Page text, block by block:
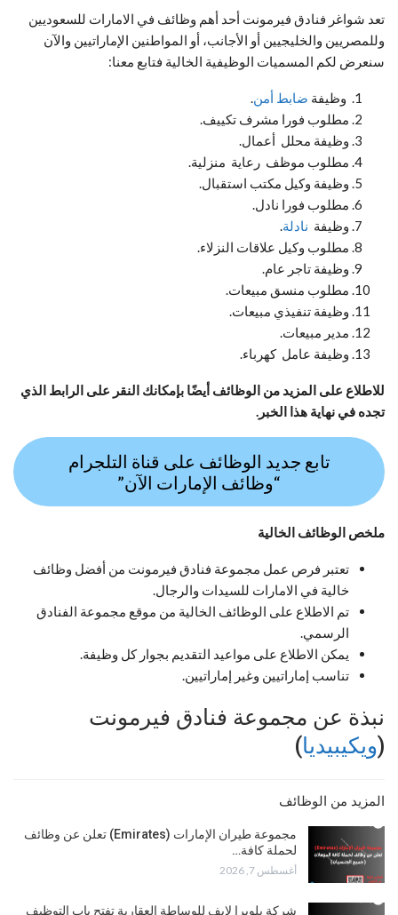
تعد شواغر فنادق فيرمونت أحد أهم وظائف في الامارات للسعوديين
وللمصريين والخليجيين أو الأجانب، أو المواطنين الإماراتيين والآن
سنعرض لكم المسميات الوظيفية الخالية فتابع معنا:
وظيفة ضابط أمن.
مطلوب فورا مشرف تكييف.
وظيفة محلل أعمال.
مطلوب موظف رعاية منزلية.
وظيفة وكيل مكتب استقبال.
مطلوب فورا نادل.
وظيفة نادلة.
مطلوب وكيل علاقات النزلاء.
وظيفة تاجر عام.
مطلوب منسق مبيعات.
وظيفة تنفيذي مبيعات.
مدير مبيعات.
وظيفة عامل كهرباء.
للاطلاع على المزيد من الوظائف أيضًا بإمكانك النقر على الرابط الذي
تجده في نهاية هذا الخبر.
تابع جديد الوظائف على قناة التلجرام
“وظائف الإمارات الآن”
ملخص الوظائف الخالية
تعتبر فرص عمل مجموعة فنادق فيرمونت من أفضل وظائف
خالية في الامارات للسيدات والرجال.
تم الاطلاع على الوظائف الخالية من موقع مجموعة الفنادق
الرسمي.
يمكن الاطلاع على مواعيد التقديم بجوار كل وظيفة.
تناسب إماراتيين وغير إماراتيين.
نبذة عن مجموعة فنادق فيرمونت
(ويكيبيديا)
المزيد من الوظائف
مجموعة طيران الإمارات (Emirates) تعلن عن وظائف
لحملة كافة…
أغسطس 7, 2026
شركة بلويرا لايف للوساطة العقارية تفتح باب التوظيف